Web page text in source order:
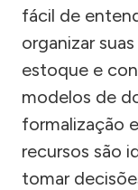
fácil de
organizar
estoque e
modelos de
formalização
recursos são
tomar